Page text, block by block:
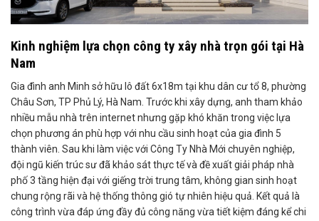
Kinh nghiệm lựa chọn công ty xây nhà trọn gói tại Hà
Nam
Gia đình anh Minh sở hữu lô đất 6x18m tại khu dân cư tổ 8, phường
Châu Sơn, TP Phủ Lý, Hà Nam. Trước khi xây dựng, anh tham khảo
nhiều mẫu nhà trên internet nhưng gặp khó khăn trong việc lựa
chọn phương án phù hợp với nhu cầu sinh hoạt của gia đình 5
thành viên. Sau khi làm việc với Công Ty Nhà Mới chuyên nghiệp,
đội ngũ kiến trúc sư đã khảo sát thực tế và đề xuất giải pháp nhà
phố 3 tầng hiện đại với giếng trời trung tâm, không gian sinh hoạt
chung rộng rãi và hệ thống thông gió tự nhiên hiệu quả. Kết quả là
công trình vừa đáp ứng đầy đủ công năng vừa tiết kiệm đáng kể chi